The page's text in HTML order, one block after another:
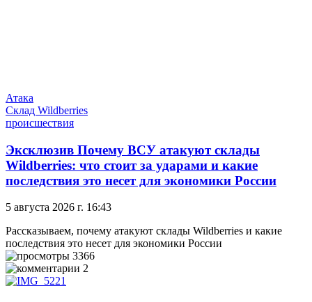
Атака
Склад Wildberries
происшествия
Эксклюзив Почему ВСУ атакуют склады
Wildberries: что стоит за ударами и какие
последствия это несет для экономики России
5 августа 2026 г. 16:43
Рассказываем, почему атакуют склады Wildberries и какие
последствия это несет для экономики России
3366
2